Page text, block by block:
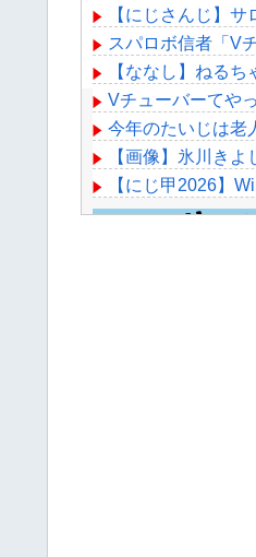
【にじさんじ】
スパロボ信者「V
【ななし】ねる
Vチューバーてや
今年のたいじは老
【画像】氷川き
【にじ甲2026】